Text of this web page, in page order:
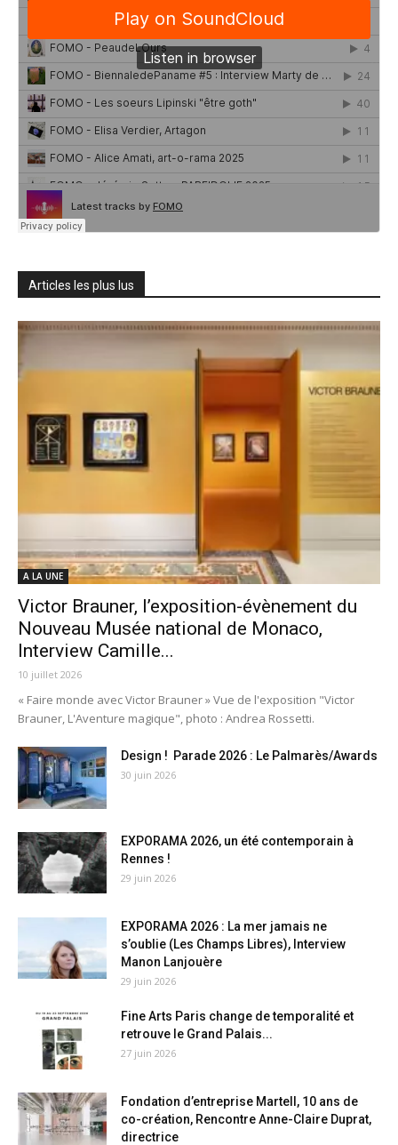
Articles les plus lus
A LA UNE
Victor Brauner, l’exposition-évènement du
Nouveau Musée national de Monaco,
Interview Camille...
10 juillet 2026
« Faire monde avec Victor Brauner » Vue de l'exposition "Victor
Brauner, L'Aventure magique", photo : Andrea Rossetti.
Design ! Parade 2026 : Le Palmarès/Awards
30 juin 2026
EXPORAMA 2026, un été contemporain à
Rennes !
29 juin 2026
EXPORAMA 2026 : La mer jamais ne
s’oublie (Les Champs Libres), Interview
Manon Lanjouère
29 juin 2026
Fine Arts Paris change de temporalité et
retrouve le Grand Palais...
27 juin 2026
Fondation d’entreprise Martell, 10 ans de
co-création, Rencontre Anne-Claire Duprat,
directrice